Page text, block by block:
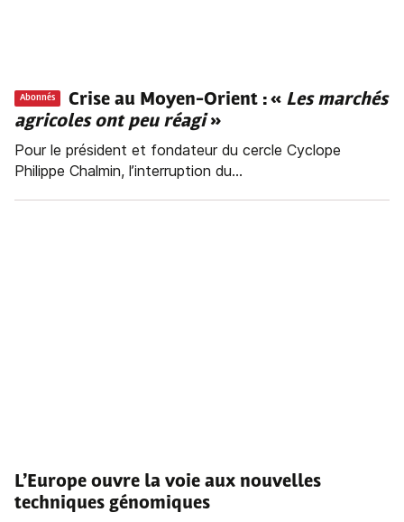
Abonnés Crise au Moyen-Orient : « Les marchés
agricoles ont peu réagi»
Pour le président et fondateur du cercle Cyclope
Philippe Chalmin, l’interruption du...
L’Europe ouvre la voie aux nouvelles
techniques génomiques